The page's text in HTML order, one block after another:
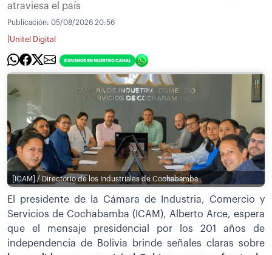
atraviesa el país
Publicación: 05/08/2026 20:56
Unitel Digital
[ICAM] / Directorio de los Industriales de Cochabamba
El presidente de la Cámara de Industria, Comercio y
Servicios de Cochabamba (ICAM), Alberto Arce, espera
que el mensaje presidencial por los 201 años de
independencia de Bolivia brinde señales claras sobre